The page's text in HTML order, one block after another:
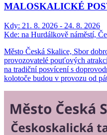
MALOSKALICKÉ
Kdy: 21. 8. 2026 - 24. 8. 2026
Kde: na Hurdálkově náměstí,
Město Česká Skalice, Sbor
provozovatelé pouťových
na tradiční posvícení s
kolotoče budou v provozu od